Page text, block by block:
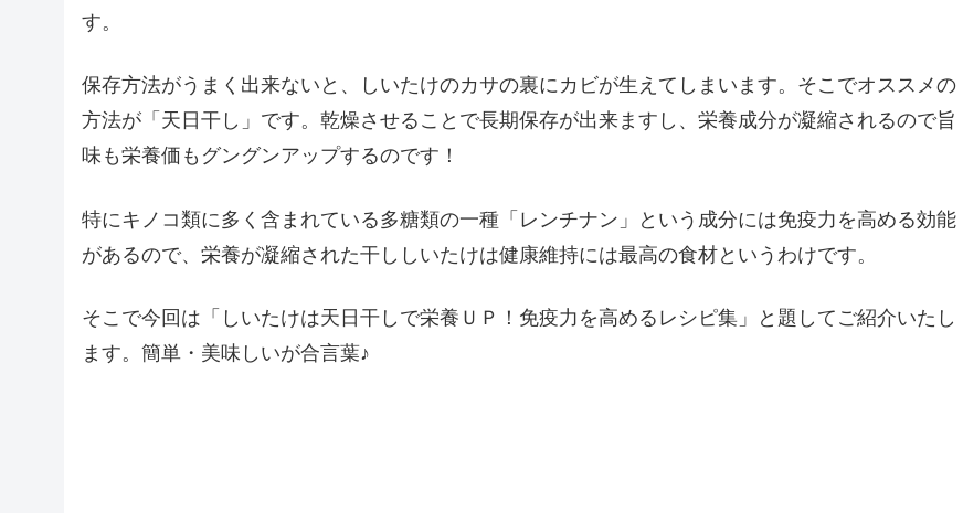
す。
保存方法がうまく出来ないと、しいたけのカサの裏にカビが生えてしまいます。そこでオススメの
方法が「天日干し」です。乾燥させることで長期保存が出来ますし、栄養成分が凝縮されるので旨
味も栄養価もグングンアップするのです！
特にキノコ類に多く含まれている多糖類の一種「レンチナン」という成分には免疫力を高める効能
があるので、栄養が凝縮された干ししいたけは健康維持には最高の食材というわけです。
そこで今回は「しいたけは天日干しで栄養ＵＰ！免疫力を高めるレシピ集」と題してご紹介いたし
ます。簡単・美味しいが合言葉♪